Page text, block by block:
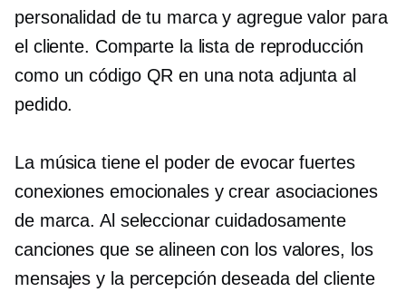
personalidad de tu marca y agregue valor para
el cliente. Comparte la lista de reproducción
como un código QR en una nota adjunta al
pedido.
La música tiene el poder de evocar fuertes
conexiones emocionales y crear asociaciones
de marca. Al seleccionar cuidadosamente
canciones que se alineen con los valores, los
mensajes y la percepción deseada del cliente